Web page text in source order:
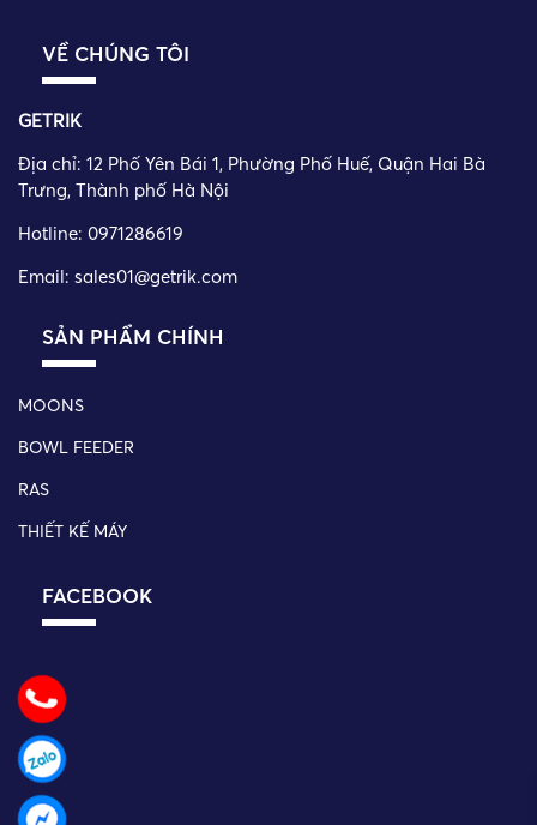
VỀ CHÚNG TÔI
GETRIK
Địa chỉ: 12 Phố Yên Bái 1, Phường Phố Huế, Quận Hai Bà
Trưng, Thành phố Hà Nội
Hotline: 0971286619
Email: sales01@getrik.com
SẢN PHẨM CHÍNH
MOONS
BOWL FEEDER
RAS
THIẾT KẾ MÁY
FACEBOOK